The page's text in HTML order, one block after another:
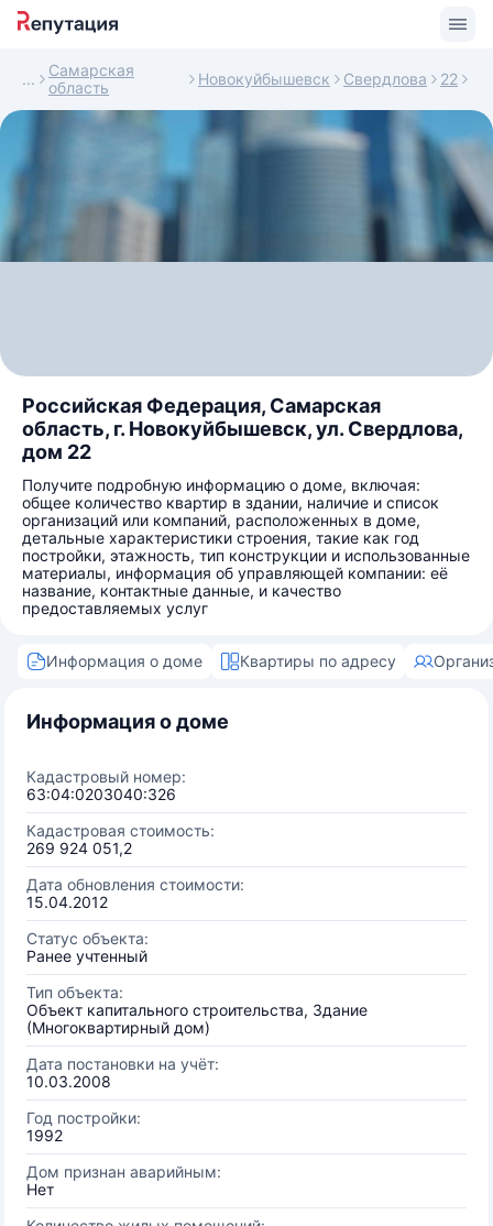
Самарская
область
Новокуйбышевск Свердлова 22
Российская Федерация, Самарская
область, г. Новокуйбышевск, ул. Свердлова,
дом 22
Получите подробную информацию о доме, включая:
общее количество квартир в здании, наличие и список
организаций или компаний, расположенных в доме,
детальные характеристики строения, такие как год
постройки, этажность, тип конструкции и использованные
материалы, информация об управляющей компании: её
название, контактные данные, и качество
предоставляемых услуг
Информация о доме Квартиры по адресу
Информация о доме
Кадастровый номер:
63:04:0203040:326
Кадастровая стоимость:
269 924 051,2
Дата обновления стоимости:
15.04.2012
Статус объекта:
Ранее учтенный
Тип объекта:
Объект капитального строительства, Здание
(Многоквартирный дом)
Дата постановки на учёт:
10.03.2008
Год постройки:
1992
Дом признан аварийным:
Нет